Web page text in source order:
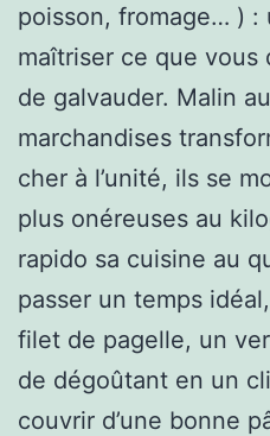
poisson, fromage… ) :
maîtriser ce que vous
de galvauder. Malin
marchandises
cher à l’unité, ils se
plus onéreuses au
rapido sa cuisine au
passer un temps
filet de pagelle, un
de dégoûtant en un
couvrir d’une bonne